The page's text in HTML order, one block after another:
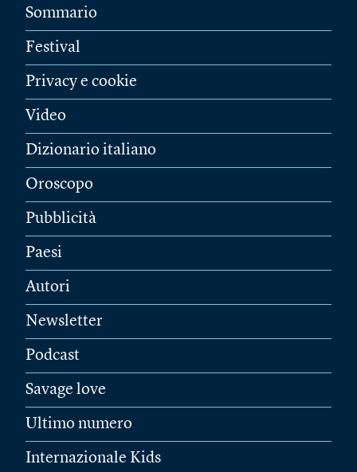
Sommario
Festival
Privacy e cookie
Video
Dizionario italiano
Oroscopo
Pubblicità
Paesi
Autori
Newsletter
Podcast
Savage love
Ultimo numero
Internazionale Kids